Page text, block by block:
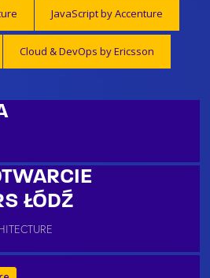
JavaScript by Accenture
Cloud & DevOps by Ericsson
ŁÓDŹ